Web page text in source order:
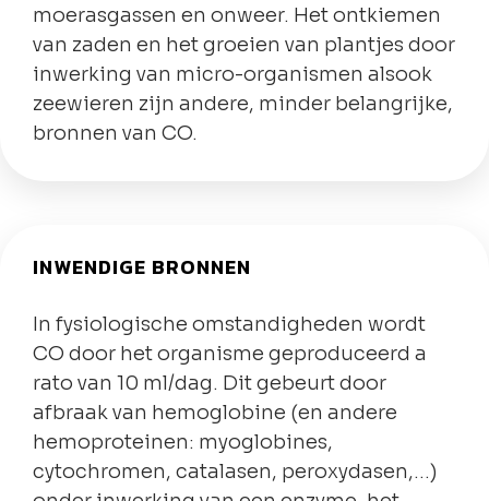
moerasgassen en onweer. Het ontkiemen
van zaden en het groeien van plantjes door
inwerking van micro-organismen alsook
zeewieren zijn andere, minder belangrijke,
bronnen van CO.
INWENDIGE BRONNEN
In fysiologische omstandigheden wordt
CO door het organisme geproduceerd a
rato van 10 ml/dag. Dit gebeurt door
afbraak van hemoglobine (en andere
hemoproteinen: myoglobines,
cytochromen, catalasen, peroxydasen,…)